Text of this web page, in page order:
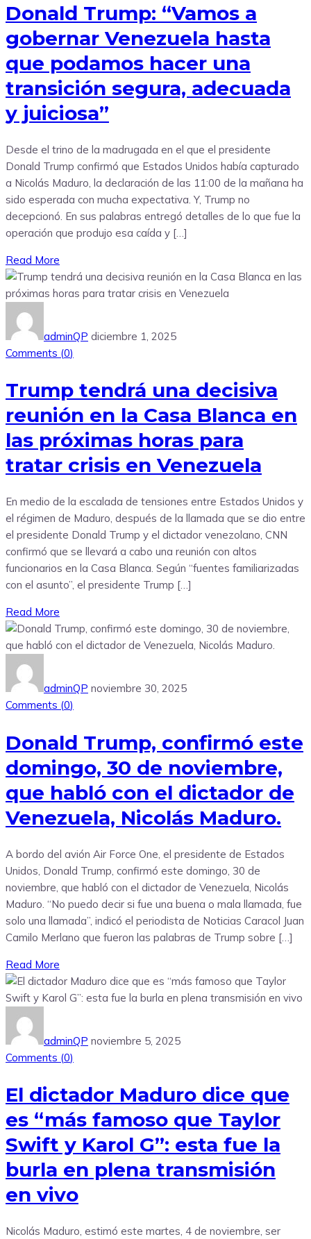
Donald Trump: “Vamos a
gobernar Venezuela hasta
que podamos hacer una
transición segura, adecuada
y juiciosa”
Desde el trino de la madrugada en el que el presidente
Donald Trump confirmó que Estados Unidos había capturado
a Nicolás Maduro, la declaración de las 11:00 de la mañana ha
sido esperada con mucha expectativa. Y, Trump no
decepcionó. En sus palabras entregó detalles de lo que fue la
operación que produjo esa caída y […]
Read More
adminQP diciembre 1, 2025
Comments (0)
Trump tendrá una decisiva
reunión en la Casa Blanca en
las próximas horas para
tratar crisis en Venezuela
En medio de la escalada de tensiones entre Estados Unidos y
el régimen de Maduro, después de la llamada que se dio entre
el presidente Donald Trump y el dictador venezolano, CNN
confirmó que se llevará a cabo una reunión con altos
funcionarios en la Casa Blanca. Según “fuentes familiarizadas
con el asunto”, el presidente Trump […]
Read More
adminQP noviembre 30, 2025
Comments (0)
Donald Trump, confirmó este
domingo, 30 de noviembre,
que habló con el dictador de
Venezuela, Nicolás Maduro.
A bordo del avión Air Force One, el presidente de Estados
Unidos, Donald Trump, confirmó este domingo, 30 de
noviembre, que habló con el dictador de Venezuela, Nicolás
Maduro. “No puedo decir si fue una buena o mala llamada, fue
solo una llamada”, indicó el periodista de Noticias Caracol Juan
Camilo Merlano que fueron las palabras de Trump sobre […]
Read More
adminQP noviembre 5, 2025
Comments (0)
El dictador Maduro dice que
es “más famoso que Taylor
Swift y Karol G”: esta fue la
burla en plena transmisión
en vivo
Nicolás Maduro, estimó este martes, 4 de noviembre, ser